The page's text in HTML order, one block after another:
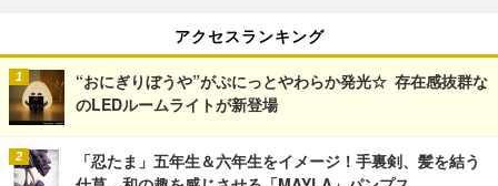
アクセスランキング
“おにぎりぼうや”がぷにっとやわらか発光☆ 存在感抜群な
のLEDルームライトが新登場
「忍たま」五年生＆六年生をイメージ！手裏剣、髪を結う